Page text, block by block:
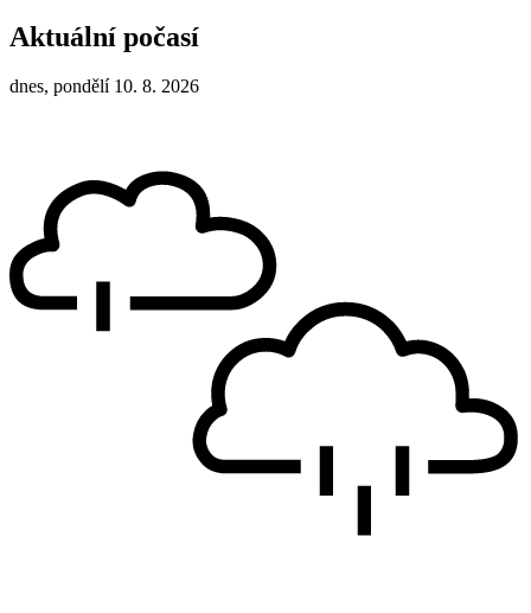
Aktuální počasí
dnes, pondělí 10. 8. 2026